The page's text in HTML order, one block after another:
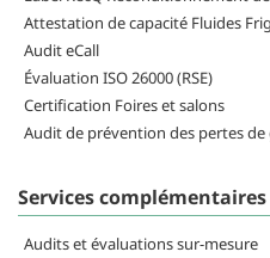
Attestation de capacité Fluides
Audit eCall
Évaluation ISO 26000 (RSE)
Certification Foires et salons
Audit de prévention des pertes de
Services complémentaires
Audits et évaluations sur-mesure